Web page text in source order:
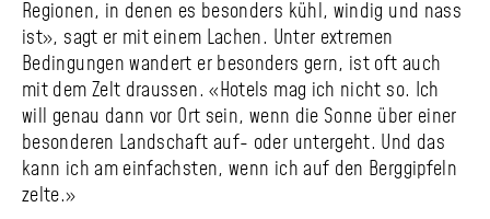
Regionen, in denen es besonders kühl, windig und nass
ist», sagt er mit einem Lachen. Unter extremen
Bedingungen wandert er besonders gern, ist oft auch
mit dem Zelt draussen. «Hotels mag ich nicht so. Ich
will genau dann vor Ort sein, wenn die Sonne über einer
besonderen Landschaft auf- oder untergeht. Und das
kann ich am einfachsten, wenn ich auf den Berggipfeln
zelte.»